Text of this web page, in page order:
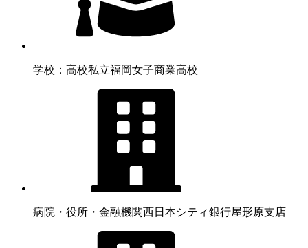
学校：高校私立福岡女子商業高校
病院・役所・金融機関西日本シティ銀行屋形原支店